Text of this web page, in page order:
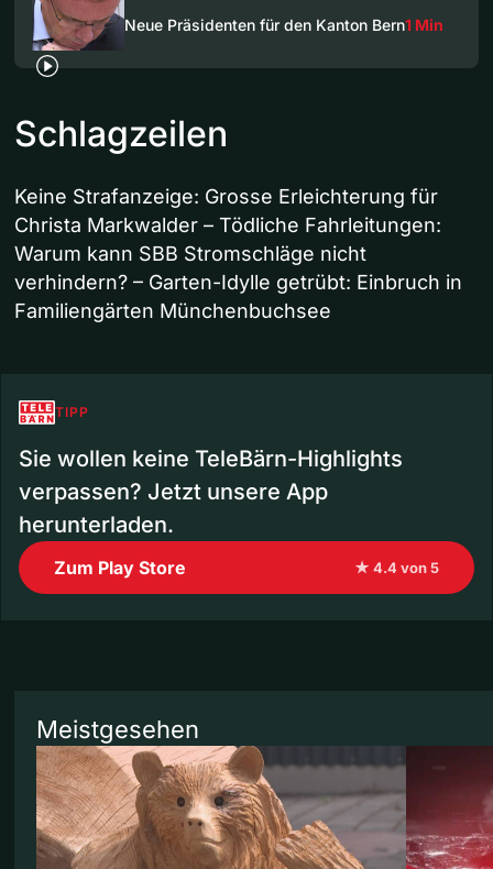
Neue Präsidenten für den Kanton Bern1 Min
Schlagzeilen
Keine Strafanzeige: Grosse Erleichterung für
Christa Markwalder – Tödliche Fahrleitungen:
Warum kann SBB Stromschläge nicht
verhindern? – Garten-Idylle getrübt: Einbruch in
Familiengärten Münchenbuchsee
TIPP
Sie wollen keine TeleBärn-Highlights
verpassen? Jetzt unsere App
herunterladen.
Zum Play Store ★ 4.4 von 5
Meistgesehen